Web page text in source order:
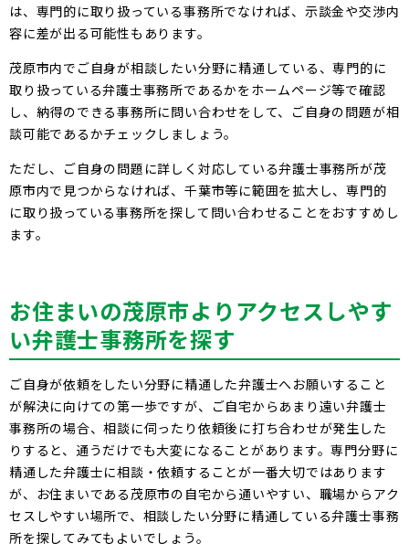
は、専門的に取り扱っている事務所でなければ、示談金や交渉内
容に差が出る可能性もあります。
茂原市内でご自身が相談したい分野に精通している、専門的に
取り扱っている弁護士事務所であるかをホームページ等で確認
し、納得のできる事務所に問い合わせをして、ご自身の問題が相
談可能であるかチェックしましょう。
ただし、ご自身の問題に詳しく対応している弁護士事務所が茂
原市内で見つからなければ、千葉市等に範囲を拡大し、専門的
に取り扱っている事務所を探して問い合わせることをおすすめし
ます。
お住まいの茂原市よりアクセスしやす
い弁護士事務所を探す
ご自身が依頼をしたい分野に精通した弁護士へお願いすること
が解決に向けての第一歩ですが、ご自宅からあまり遠い弁護士
事務所の場合、相談に伺ったり依頼後に打ち合わせが発生した
りすると、通うだけでも大変になることがあります。専門分野に
精通した弁護士に相談・依頼することが一番大切ではあります
が、お住まいである茂原市の自宅から通いやすい、職場からアク
セスしやすい場所で、相談したい分野に精通している弁護士事務
所を探してみてもよいでしょう。